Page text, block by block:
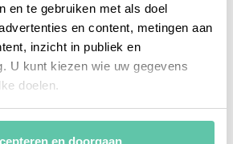
en te gebruiken met als doel
en content, metingen aan
inzicht in publiek en
U kunt kiezen wie uw gegevens
doelen.
we ook graag:
en doorgaan
in Frankrijk? Zo pak je